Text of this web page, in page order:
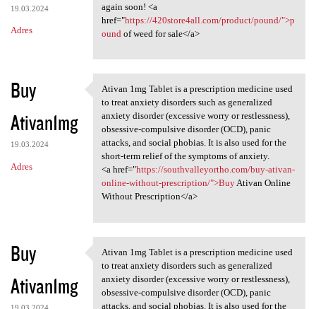
19.03.2024
Adres
again soon! <a
href="https://420store4all.com/product/pound/">p
ound of weed for sale</a>
Buy
Ativan1mg
19.03.2024
Adres
Ativan 1mg Tablet is a
Ativan 1mg Tablet is a prescription medicine used
to treat anxiety disorders such as generalized
anxiety disorder (excessive worry or restlessness),
obsessive-compulsive disorder (OCD), panic
attacks, and social phobias. It is also used for the
short-term relief of the symptoms of anxiety.
<a href="https://southvalleyortho.com/buy-ativan-
online-without-prescription/">BuyAtivan Online
Without Prescription</a>
Buy
Ativan1mg
Ativan 1mg Tablet is a
Ativan 1mg Tablet is a prescription medicine used
to treat anxiety disorders such as generalized
anxiety disorder (excessive worry or restlessness),
obsessive-compulsive disorder (OCD), panic
attacks, and social phobias. It is also used for the